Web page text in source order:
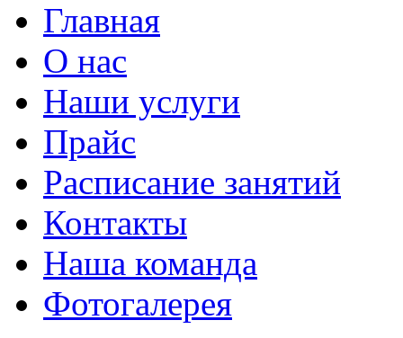
Главная
О нас
Наши услуги
Прайс
Расписание занятий
Контакты
Наша команда
Фотогалерея